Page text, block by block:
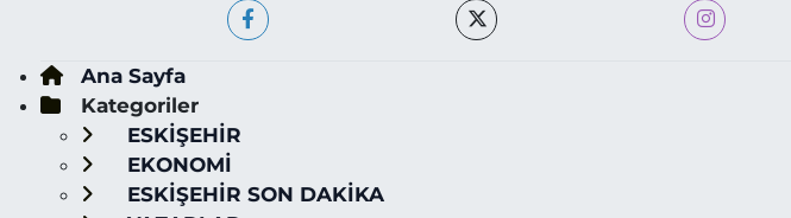
Ana Sayfa
Kategoriler
ESKİŞEHİR
EKONOMİ
ESKİŞEHİR SON DAKİKA